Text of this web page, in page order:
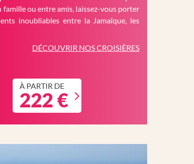
famille ou entre amis, laissez-vous porter
inoubliables entre la Jamaïque, les
DÉCOUVRIR NOS CROISIÈRES
À PARTIR DE
222 €